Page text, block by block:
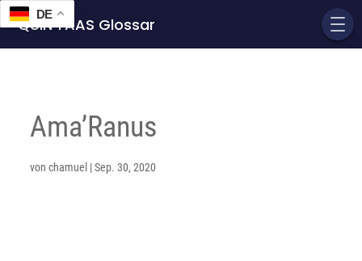
QUIN'TAAS Glossar
Ama’Ranus
vonchamuel |Sep. 30, 2020
DE